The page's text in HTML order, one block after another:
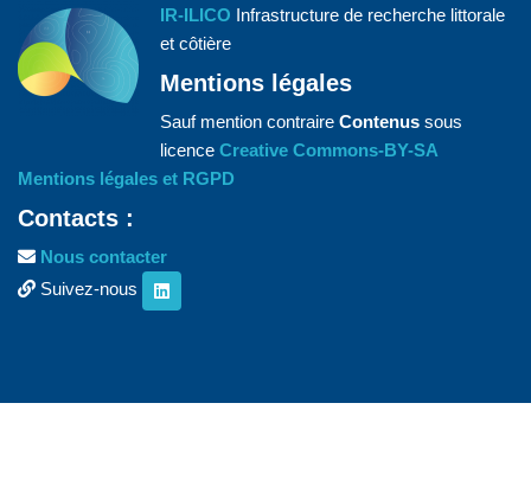
IR-ILICO Infrastructure de recherche littorale
et côtière
Mentions légales
Sauf mention contraire Contenus sous
licence Creative Commons-BY-SA
Mentions légales et RGPD
Contacts :
Nous contacter
Suivez-nous